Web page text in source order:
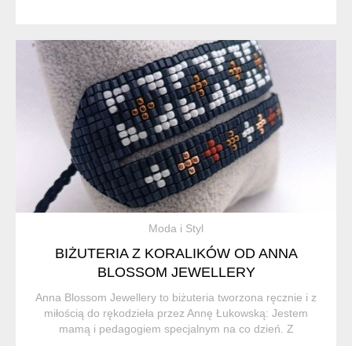
Moda i Styl
BIŻUTERIA Z KORALIKÓW OD ANNA
BLOSSOM JEWELLERY
Anna Blossom Jewellery to biżuteria tworzona ręcznie i z
miłością do rękodzieła przez Annę Łukowską: Jestem
mamą i pedagogiem specjalnym na co dzień. Z